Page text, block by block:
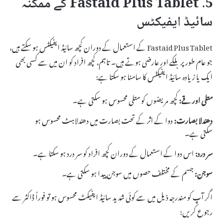
سائیڈ ایفیکٹس
Fastaid Plus Tablet کے استعمال کے دوران کچھ سائیڈ ایفیکٹس ہو سکتے ہیں،
جو عام طور پر ہلکے اور عارضی ہوتے ہیں۔ تاہم، کچھ افراد کو ان میں سے کسی بھی
ایک یا زیادہ سائیڈ ایفیکٹس کا سامنا ہو سکتا ہے:
متلی اور قے:کچھ مریضوں کو متلی محسوس ہو سکتی ہے۔
دھندلا بصارت:دوا کے اثر کے تحت بصارت میں دھندلاہٹ محسوس ہو
سکتی ہے۔
سر درد:اس دوا کے استعمال کے دوران کچھ افراد کو سر درد ہو سکتا ہے۔
سوجن:جسم کے مختلف حصوں میں سوجن پیدا ہو سکتی ہے۔
اگر آپ کو مندرجہ ذیل میں سے کوئی شدید سائیڈ ایفیکٹ محسوس ہو تو فوراً ڈاکٹر سے
رجوع کریں: